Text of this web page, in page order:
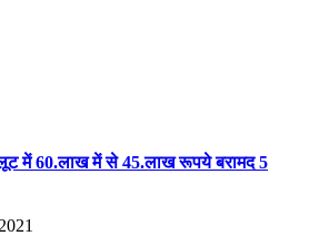
में 60.लाख में से 45.लाख रूपये बरामद 5